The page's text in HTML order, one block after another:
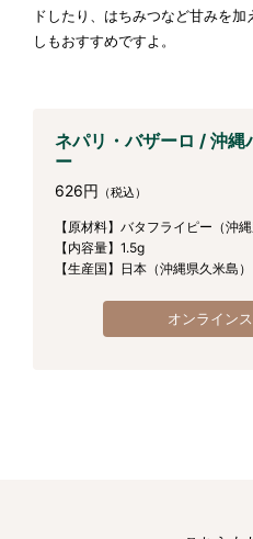
ドしたり、はちみつなど甘みを
しもおすすめですよ。
ネパリ・バザーロ / 沖縄
ー
626円 （税込）
【原材料】バタフライピー（沖縄
【内容量】1.5g
【生産国】日本（沖縄県久米島）
オンライン